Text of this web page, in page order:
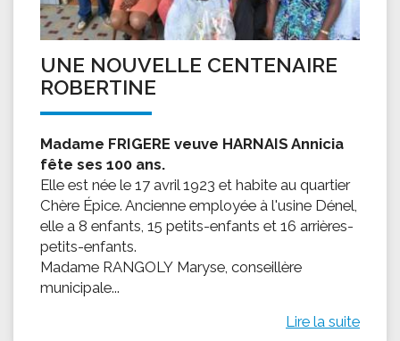
UNE NOUVELLE CENTENAIRE
ROBERTINE
Madame FRIGERE veuve HARNAIS Annicia
fête ses 100 ans.
Elle est née le 17 avril 1923 et habite au quartier
Chère Épice. Ancienne employée à l'usine Dénel,
elle a 8 enfants, 15 petits-enfants et 16 arrières-
petits-enfants.
Madame RANGOLY Maryse, conseillère
municipale...
Lire la suite